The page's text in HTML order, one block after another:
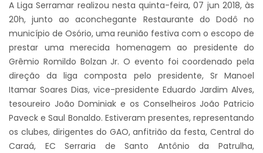
A Liga Serramar realizou nesta quinta-feira, 07 jun 2018, às
20h, junto ao aconchegante Restaurante do Dodô no
município de Osório, uma reunião festiva com o escopo de
prestar uma merecida homenagem ao presidente do
Grêmio Romildo Bolzan Jr. O evento foi coordenado pela
direção da liga composta pelo presidente, Sr Manoel
Itamar Soares Dias, vice-presidente Eduardo Jardim Alves,
tesoureiro João Dominiak e os Conselheiros João Patricio
Paveck e Saul Bonaldo. Estiveram presentes, representando
os clubes, dirigentes do GAO, anfitrião da festa, Central do
Caraá, EC Serraria de Santo Antônio da Patrulha,